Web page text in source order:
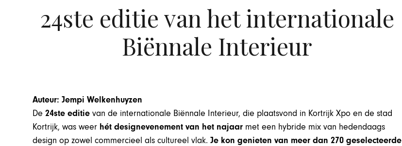
24ste editie van het internationale
Biënnale Interieur
Auteur: Jempi Welkenhuyzen
De24ste editievan de internationale Biënnale Interieur, die plaatsvond in Kortrijk Xpo en de stad
Kortrijk, was weer hét designevenement van het najaar met een hybride mix van hedendaags
design op zowel commercieel als cultureel vlak. Je kon genieten van meer dan 270 geselecteerde